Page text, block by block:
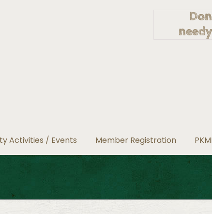
Activities / Events Member Registration